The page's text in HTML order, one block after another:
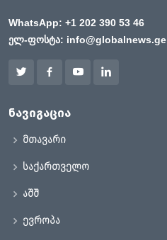
WhatsApp: +1 202 390 53 46
ელ-ფოსტა: info@globalnews.ge
ნავიგაცია
მთავარი
საქართველო
აშშ
ევროპა